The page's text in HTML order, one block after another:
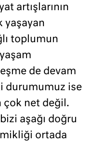
artışlarının
yaşayan
toplumun
de devam
durumumuz ise
çok net değil.
aşağı doğru
ortada